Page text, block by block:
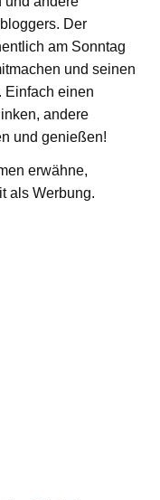
Der
am Sonntag
und seinen
Einfach einen
andere
und genießen!
erwähne,
als Werbung.